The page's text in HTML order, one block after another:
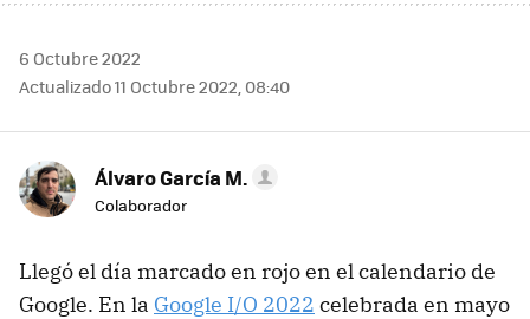
6 Octubre 2022
Actualizado 11 Octubre 2022, 08:40
Álvaro García M.
Colaborador
Llegó el día marcado en rojo en el calendario de
Google. En la Google I/O 2022 celebrada en mayo